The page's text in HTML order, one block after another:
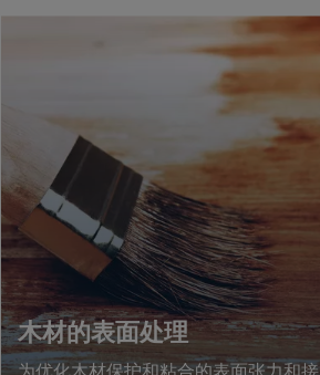
木材的表面处理